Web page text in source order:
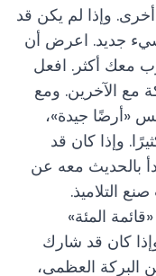
وإذا لم يكن قد
جديد. اعرض أن
معك أكثر. افعل
مع الآخرين. ومع
«أرضًا جيدة»،
وإذا كان قد
بالحديث معه عن
التلاميذ.
المئة»
كان قد شارك
البركة العظمى،